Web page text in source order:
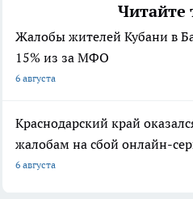
Читайте
Жалобы жителей Кубани в
15% из за МФО
6 августа
Краснодарский край
жалобам на сбой онлайн-
6 августа